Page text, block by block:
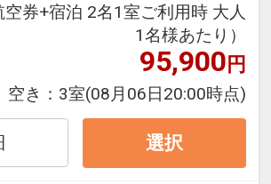
航空券と宿泊がセットになっ
ンダードの＜食事なし＞プラ
トと宿泊を自由に組み合わせ
イナミックパッケージだか
都市滞在はもちろん周遊旅行
！
空券+宿泊 2名1室ご利用時 大人
1名様あたり）
95,900円
空き： 3室(08月06日20:00時点)
選択